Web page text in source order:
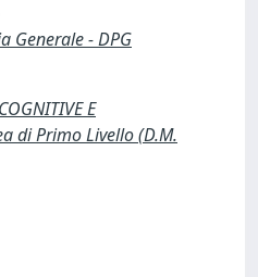
Generale - DPG
E
di Primo Livello (D.M.